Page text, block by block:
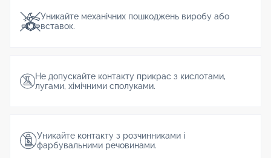
Уникайте механічних пошкоджень виробу або
вставок.
Не допускайте контакту прикрас з кислотами,
лугами, хімічними сполуками.
Уникайте контакту з розчинниками і
фарбувальними речовинами.